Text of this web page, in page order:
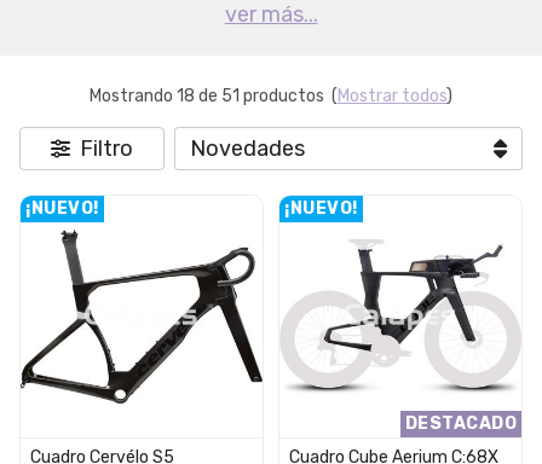
ver más...
Mostrando 18 de 51 productos (Mostrar todos)
Filtro
¡NUEVO!
Cuadro Cervélo S5
DESTACADO
¡NUEVO!
Cuadro Cube Aerium C:68X